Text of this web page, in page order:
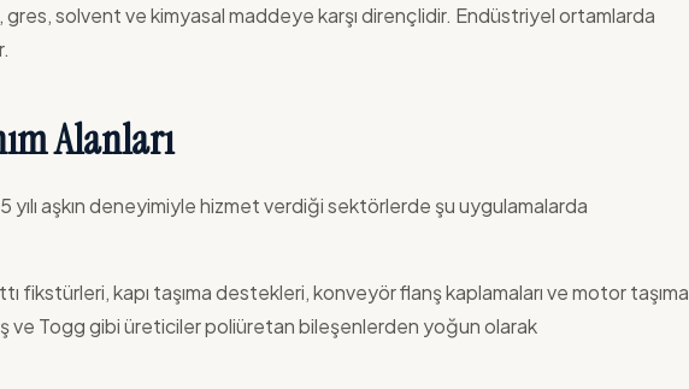
solvent ve kimyasal maddeye karşı dirençlidir. Endüstriyel ortamlarda
Alanları
yılı aşkın deneyimiyle hizmet verdiği sektörlerde şu uygulamalarda
fikstürleri, kapı taşıma destekleri, konveyör flanş kaplamaları ve motor taşıma
ve Togg gibi üreticiler poliüretan bileşenlerden yoğun olarak